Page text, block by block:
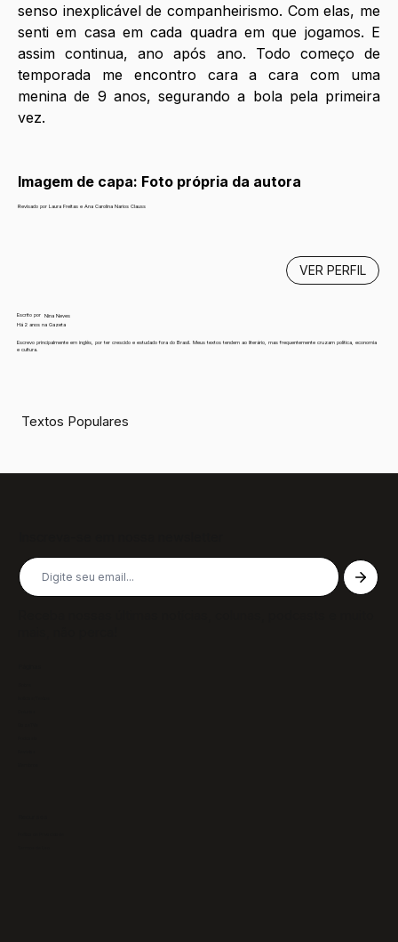
senso inexplicável de companheirismo. Com elas, me
senti em casa em cada quadra em que jogamos. E
assim continua, ano após ano. Todo começo de
temporada me encontro cara a cara com uma
menina de 9 anos, segurando a bola pela primeira
vez.
Imagem de capa: Foto própria da autora
Revisado por Laura Freitas e Ana Carolina Narios Clauss
Escrito por
Nina Neves
Há 2 anos na Gazeta
Escrevo principalmente em inglês, por ter crescido e estudado fora do Brasil. Meus textos tendem ao literário, mas frequentemente cruzam política, economia
e cultura.
VER PERFIL
Textos Populares